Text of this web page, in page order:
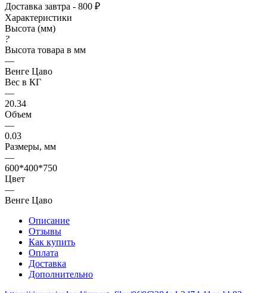
Доставка завтра - 800 ₽
Характеристики
Высота (мм)
?
Высота товара в мм
—
Венге Цаво
Вес в КГ
—
20.34
Объем
—
0.03
Размеры, мм
—
600*400*750
Цвет
—
Венге Цаво
Описание
Отзывы
Как купить
Оплата
Доставка
Дополнительно